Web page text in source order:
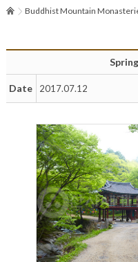
Buddhist Mountain
Date 2017.07.12